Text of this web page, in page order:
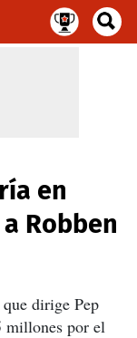
en
Robben
dirige Pep
millones por el